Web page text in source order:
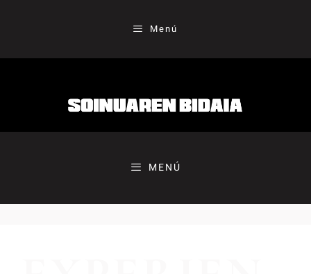
Menú
MENÚ